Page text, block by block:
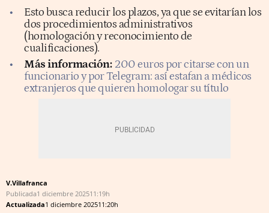
Esto busca reducir los plazos, ya que se evitarían los
dos procedimientos administrativos
(homologación y reconocimiento de
cualificaciones).
Más información: 200 euros por citarse con un
funcionario y por Telegram: así estafan a médicos
extranjeros que quieren homologar su título
V.Villafranca
Publicada1 diciembre 202511:19h
Actualizada1 diciembre 202511:20h